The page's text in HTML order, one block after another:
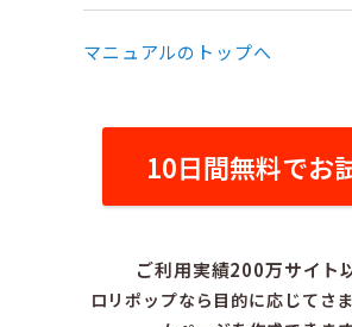
マニュアルのトップへ
10日間無料でお
ご利用実績200万サイト
ロリポップなら目的に応じてさ